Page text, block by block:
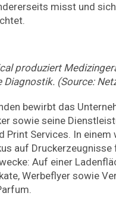
misst und
produziert
Diagnostik. (Source:
bewirbt das
sowie seine
Print Services. In einem
auf Druckerzeugnisse
Auf einer
Werbeflyer sowie